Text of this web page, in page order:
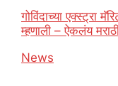
गोविंदाच्या एक्स्ट्रा
म्हणाली – ऐकलंय
In relation to
News